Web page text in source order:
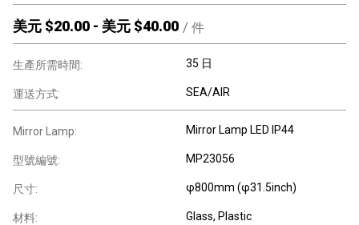
美元 $20.00 - 美元 $40.00 / 件
生產所需時間: 35 日
運送方式: SEA/AIR
Mirror Lamp: Mirror Lamp LED IP44
型號編號: MP23056
尺寸: φ800mm (φ31.5inch)
材料: Glass, Plastic